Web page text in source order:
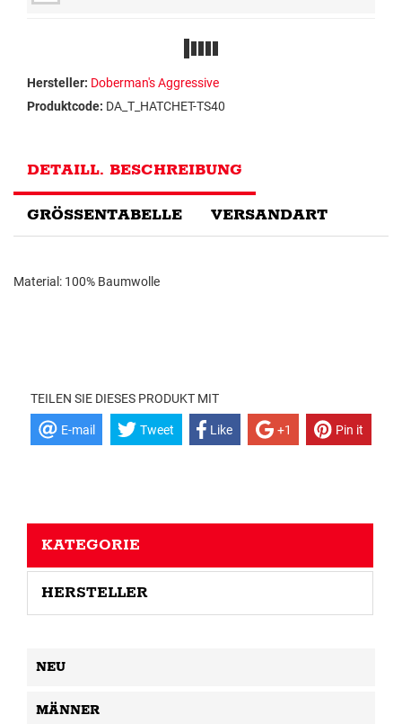
Hersteller: Doberman's Aggressive
Produktcode: DA_T_HATCHET-TS40
DETAILL. BESCHREIBUNG
GRÖSSENTABELLE VERSANDART
Material: 100% Baumwolle
TEILEN SIE DIESES PRODUKT MIT
E-mail Tweet Like +1 Pin it
KATEGORIE
HERSTELLER
NEU
MÄNNER